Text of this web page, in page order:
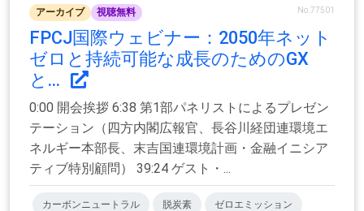
アーカイブ 視聴無料 No.77501
FPCJ国際ウェビナー：2050年ネット
ゼロと持続可能な成長のためのGX
と...
0:00 開会挨拶 6:38 第1部パネリストによるプレゼン
テーション（四方内閣広報官、長谷川経団連環境エ
ネルギー本部長、末吉国連環境計画・金融イニシア
ティブ特別顧問） 39:24 ゲスト・...
カーボンニュートラル 脱炭素 ゼロエミッション